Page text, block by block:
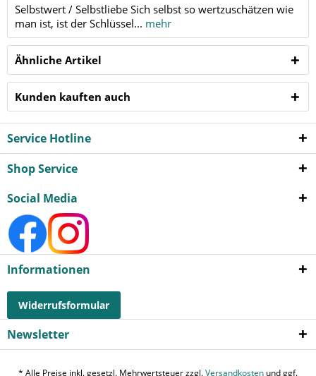
Selbstwert / Selbstliebe Sich selbst so wertzuschätzen wie
man ist, ist der Schlüssel... mehr
Ähnliche Artikel
Kunden kauften auch
Service Hotline
Shop Service
Social Media
Informationen
Widerrufsformular
Newsletter
* Alle Preise inkl. gesetzl. Mehrwertsteuer zzgl.Versandkosten und ggf.